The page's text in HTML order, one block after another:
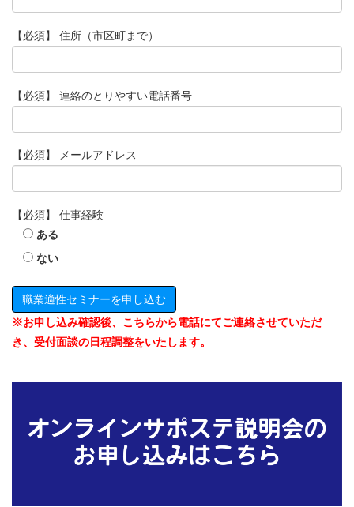
【必須】 住所（市区町まで）
【必須】 連絡のとりやすい電話番号
【必須】 メールアドレス
【必須】
仕事経験
ある
ない
※お申し込み確認後、こちらから電話にてご連絡させていただ
き、受付面談の日程調整をいたします。